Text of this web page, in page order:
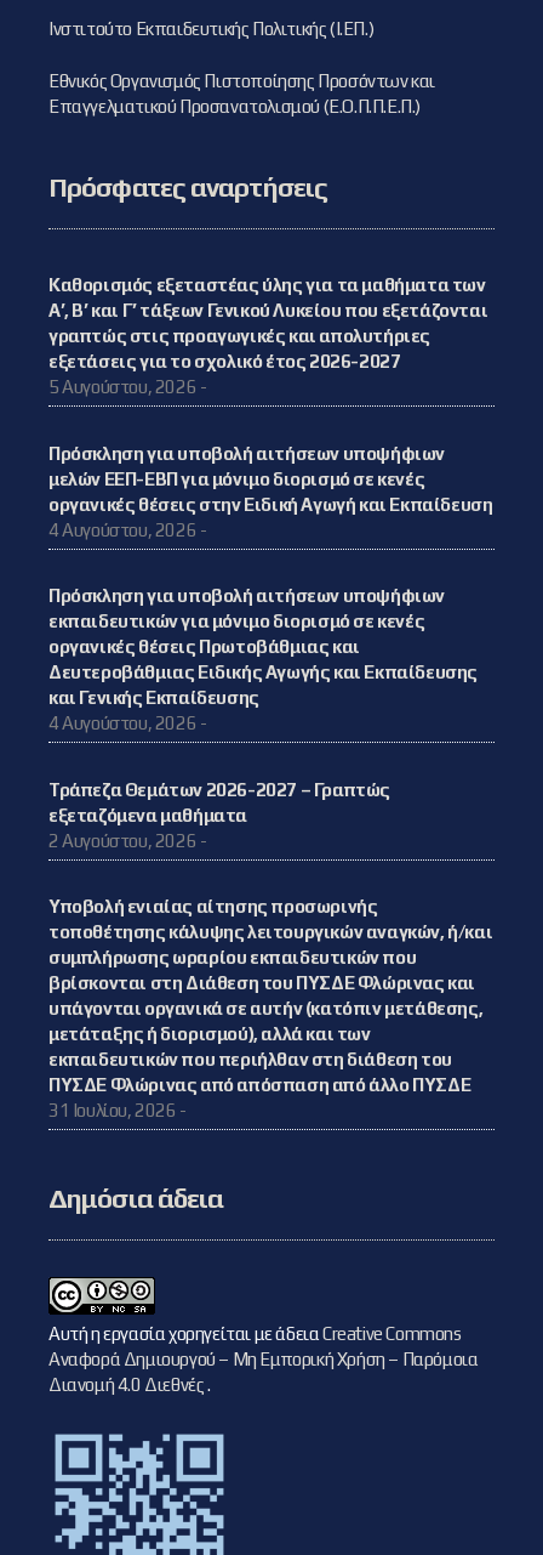
Ινστιτούτο Εκπαιδευτικής Πολιτικής (Ι.ΕΠ.)
Εθνικός Οργανισμός Πιστοποίησης Προσόντων και
Επαγγελματικού Προσανατολισμού (Ε.Ο.Π.Π.Ε.Π.)
Πρόσφατες αναρτήσεις
Καθορισμός εξεταστέας ύλης για τα μαθήματα των
Α’, Β’ και Γ’ τάξεων Γενικού Λυκείου που εξετάζονται
γραπτώς στις προαγωγικές και απολυτήριες
εξετάσεις για το σχολικό έτος 2026-2027
5 Αυγούστου, 2026 -
Πρόσκληση για υποβολή αιτήσεων υποψήφιων
μελών ΕΕΠ-ΕΒΠ για μόνιμο διορισμό σε κενές
οργανικές θέσεις στην Ειδική Αγωγή και Εκπαίδευση
4 Αυγούστου, 2026 -
Πρόσκληση για υποβολή αιτήσεων υποψήφιων
εκπαιδευτικών για μόνιμο διορισμό σε κενές
οργανικές θέσεις Πρωτοβάθμιας και
Δευτεροβάθμιας Ειδικής Αγωγής και Εκπαίδευσης
και Γενικής Εκπαίδευσης
4 Αυγούστου, 2026 -
Τράπεζα Θεμάτων 2026-2027 – Γραπτώς
εξεταζόμενα μαθήματα
2 Αυγούστου, 2026 -
Υποβολή ενιαίας αίτησης προσωρινής
τοποθέτησης κάλυψης λειτουργικών αναγκών, ή/και
συμπλήρωσης ωραρίου εκπαιδευτικών που
βρίσκονται στη Διάθεση του ΠΥΣΔΕ Φλώρινας και
υπάγονται οργανικά σε αυτήν (κατόπιν μετάθεσης,
μετάταξης ή διορισμού), αλλά και των
εκπαιδευτικών που περιήλθαν στη διάθεση του
ΠΥΣΔΕ Φλώρινας από απόσπαση από άλλο ΠΥΣΔΕ
31 Ιουλίου, 2026 -
Δημόσια άδεια
Αυτή η εργασία χορηγείται με άδειαCreative Commons
Αναφορά Δημιουργού – Μη Εμπορική Χρήση – Παρόμοια
Διανομή 4.0 Διεθνές.